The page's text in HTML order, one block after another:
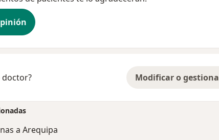
doctor? Modificar o
a Arequipa